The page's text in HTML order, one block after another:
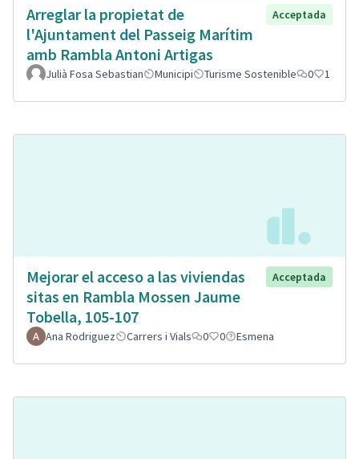
Arreglar la propietat de
l'Ajuntament del Passeig Marítim
amb Rambla Antoni Artigas
Acceptada
Julià Fosa Sebastian Municipi Turisme Sostenible 0 1
Mejorar el acceso a las viviendas
sitas en Rambla Mossen Jaume
Tobella, 105-107
Acceptada
Ana Rodriguez Carrers i Vials 0 0 Esmena